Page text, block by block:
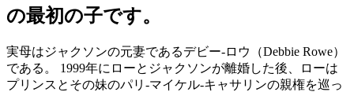
の最初の子です。
実母はジャクソンの元妻であるデビー-ロウ（Debbie Rowe）
である。 1999年にローとジャクソンが離婚した後、ローは
プリンスとその妹のパリ-マイケル-キャサリンの親権を巡っ